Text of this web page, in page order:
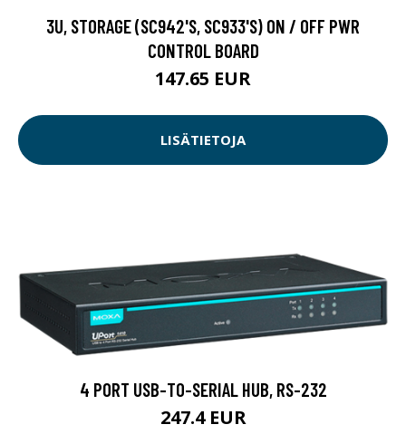
3U, STORAGE (SC942'S, SC933'S) ON / OFF PWR
CONTROL BOARD
147.65 EUR
LISÄTIETOJA
4 PORT USB-TO-SERIAL HUB, RS-232
247.4 EUR